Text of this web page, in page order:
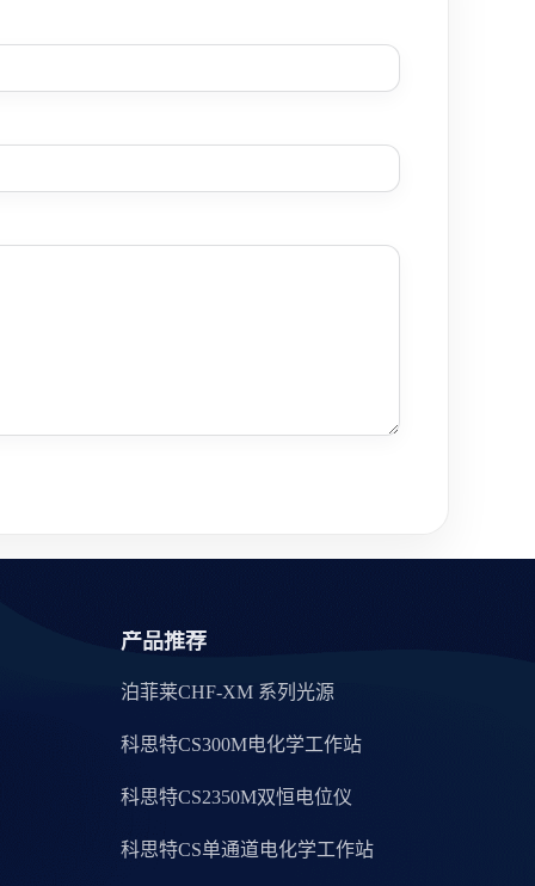
产品推荐
泊菲莱CHF-XM 系列光源
科思特CS300M电化学工作站
科思特CS2350M双恒电位仪
科思特CS单通道电化学工作站